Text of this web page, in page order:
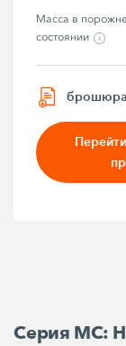
Масса в
состоянии
брошюра
Серия MC: